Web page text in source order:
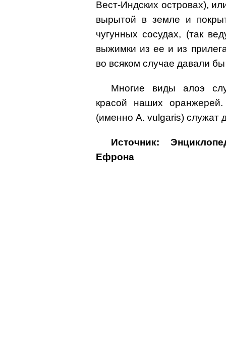
Вест-Индских островах),
вырытой в земле и
чугунных сосудах, (так
выжимки из ее и из
во всяком случае давали
Многие виды алоэ
красой наших
(именно A. vulgaris) служат
Источник:
Ефрона